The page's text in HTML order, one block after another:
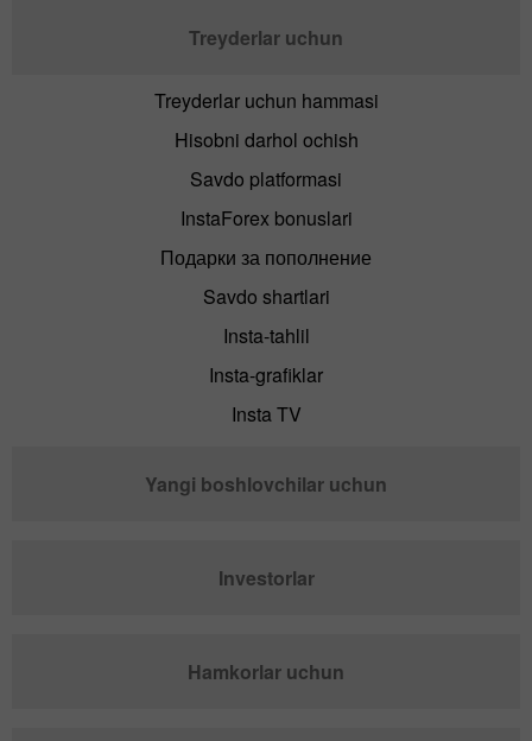
Treyderlar uchun
Treyderlar uchun hammasi
Hisobni darhol ochish
Savdo platformasi
InstaForex bonuslari
Подарки за пополнение
Savdo shartlari
Insta-tahlil
Insta-grafiklar
Insta TV
Yangi boshlovchilar uchun
Investorlar
Hamkorlar uchun